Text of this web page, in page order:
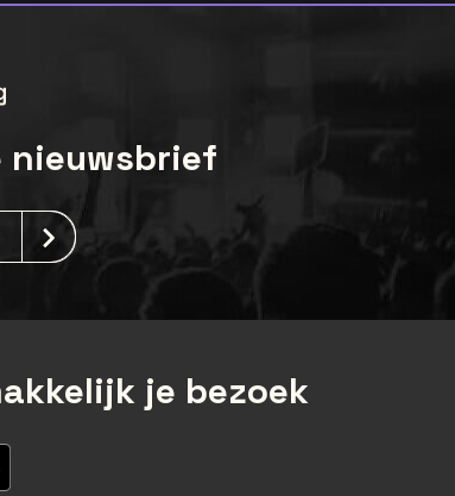
nieuwsbrief
je bezoek